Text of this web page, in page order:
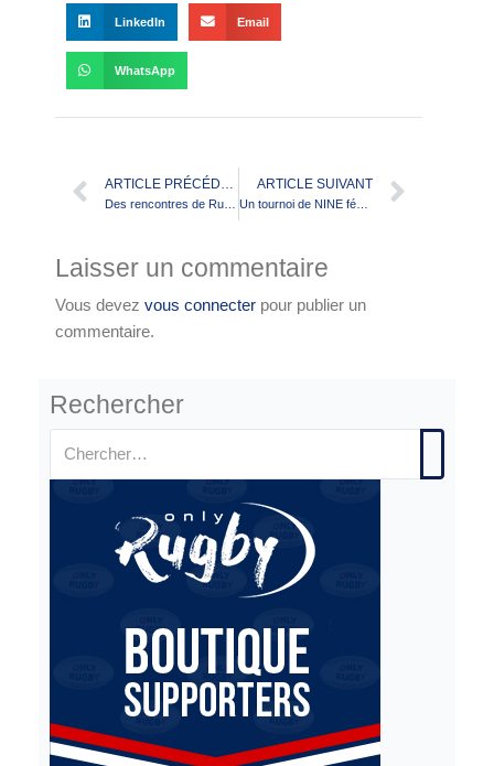
LinkedIn Email
WhatsApp
ARTICLE PRÉCÉDENT ARTICLE SUIVANT
Laisser un commentaire
Vous devez vous connecter pour publier un
commentaire.
Rechercher